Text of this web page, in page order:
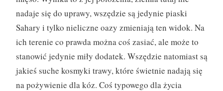
nadaje się do uprawy, wszędzie są jedynie piaski
Sahary i tylko nieliczne oazy zmieniają ten widok. Na
ich terenie co prawda można coś zasiać, ale może to
stanowić jedynie miły dodatek. Wszędzie natomiast są
jakieś suche kosmyki trawy, które świetnie nadają się
na pożywienie dla kóz. Coś typowego dla życia